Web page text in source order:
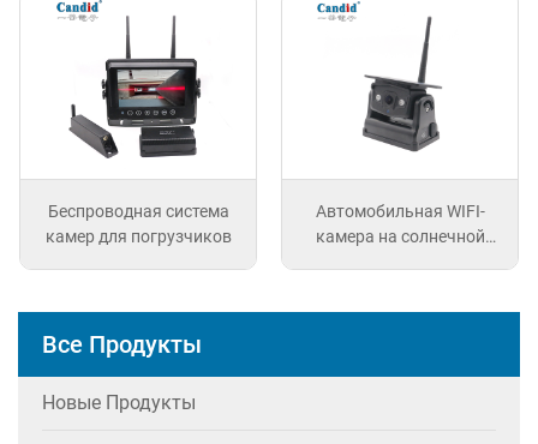
Беспроводная система
камер для погрузчиков
Автомобильная WIFI-
камера на солнечной
Все Продукты
Новые Продукты